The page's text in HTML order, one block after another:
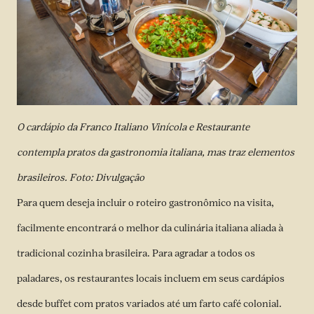
O cardápio da Franco Italiano Vinícola e Restaurante
contempla pratos da gastronomia italiana, mas traz elementos
brasileiros. Foto: Divulgação
Para quem deseja incluir o roteiro gastronômico na visita,
facilmente encontrará o melhor da culinária italiana aliada à
tradicional cozinha brasileira. Para agradar a todos os
paladares, os restaurantes locais incluem em seus cardápios
desde buffet com pratos variados até um farto café colonial.